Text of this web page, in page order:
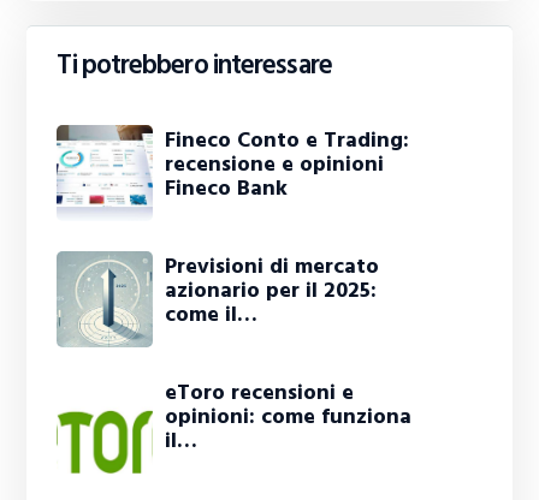
Ti potrebbero interessare
Fineco Conto e Trading:
recensione e opinioni
Fineco Bank
Previsioni di mercato
azionario per il 2025:
come il…
eToro recensioni e
opinioni: come funziona
il…